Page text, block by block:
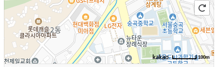
100m